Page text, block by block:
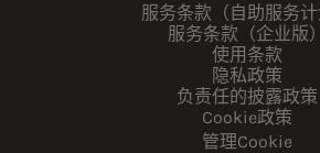
服务条款（自助服务计
服务条款（企业版）
使用条款
隐私政策
负责任的披露政策
Cookie政策
管理Cookie